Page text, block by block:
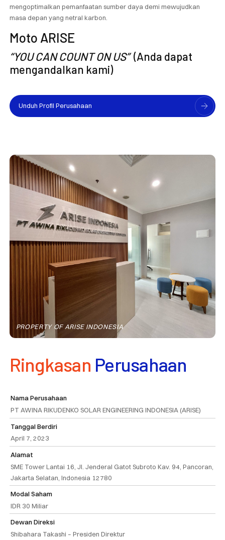
mengoptimalkan pemanfaatan sumber daya demi mewujudkan
masa depan yang netral karbon.
Moto ARISE
“YOU CAN COUNT ON US”(Anda dapat
mengandalkan kami)
Unduh Profil Perusahaan
PROPERTY OF ARISE INDONESIA
Ringkasan Perusahaan
Nama Perusahaan
PT AWINA RIKUDENKO SOLAR ENGINEERING INDONESIA (ARISE)
Tanggal Berdiri
April 7, 2023
Alamat
SME Tower Lantai 16, Jl. Jenderal Gatot Subroto Kav. 94, Pancoran,
Jakarta Selatan, Indonesia 12780
Modal Saham
IDR 30 Miliar
Dewan Direksi
Shibahara Takashi – Presiden Direktur